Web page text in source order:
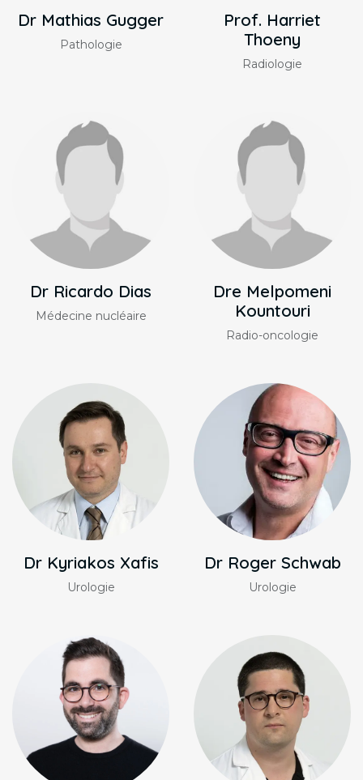
Dr Mathias Gugger
Pathologie
Prof. Harriet
Thoeny
Radiologie
Dr Ricardo Dias
Médecine nucléaire
Dre Melpomeni
Kountouri
Radio-oncologie
Dr Kyriakos Xafis
Urologie
Dr Roger Schwab
Urologie